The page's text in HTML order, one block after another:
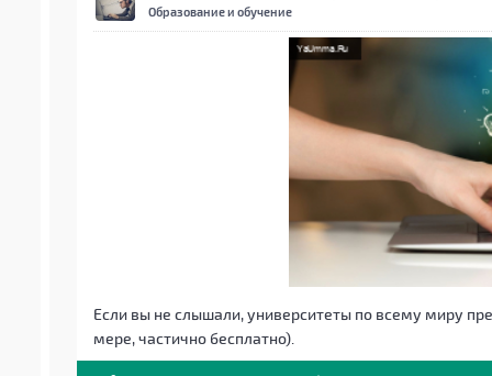
Образование и обучение
Если вы не слышали, университеты по всему миру
мере, частично бесплатно).